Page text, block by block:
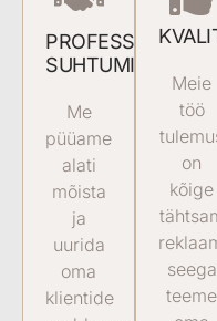
SUHTUMINE
Me
püüame
alati
mõista
ja
uurida
oma
klientide
Meie
töö
on
kõige
seega
teeme